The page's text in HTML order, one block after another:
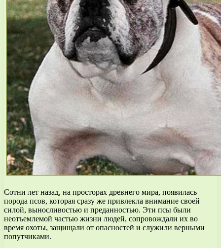
Сотни лет назад, на просторах древнего мира, появилась
порода псов, которая сразу же привлекла внимание своей
силой, выносливостью и преданностью. Эти псы были
неотъемлемой частью жизни людей, сопровождали их во
время охоты, защищали от опасностей и служили верными
попутчиками.